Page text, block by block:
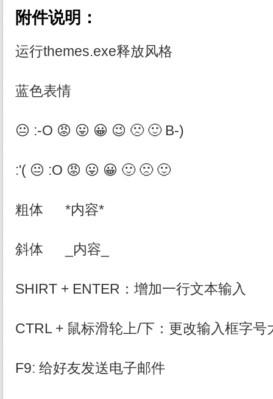
附件说明：
运行themes.exe释放风格
蓝色表情
😐 :-O 😡 😛 😀 😉 🙁 🙂 B-)
:'( 😐 :O 😡 😛 😀 🙂 🙁 🙂
粗体 *内容*
斜体 _内容_
SHIRT + ENTER：增加一行文本输入
CTRL + 鼠标滑轮上/下：更改输入框字号
F9: 给好友发送电子邮件